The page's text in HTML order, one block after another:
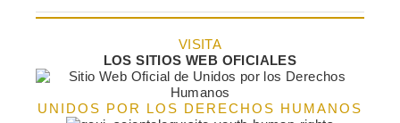
VISITA
LOS SITIOS WEB OFICIALES
UNIDOS POR LOS DERECHOS HUMANOS